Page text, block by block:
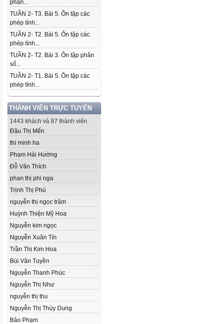
phân...
TUẦN 2- T3. Bài 5. Ôn tập các
phép tính...
TUẦN 2- T2. Bài 5. Ôn tập các
phép tính...
TUẦN 2- T2. Bài 3. Ôn tập phân
số...
TUẦN 2- T1. Bài 5. Ôn tập các
phép tính...
THÀNH VIÊN TRỰC TUYẾN
1443 khách và 87 thành viên
Đậu Thị Mến
thi minh ha
Phạm Hải Hường
Đỗ Văn Thích
phan thị phi nga
Trịnh Thị Phú
nguyễn thị ngọc trâm
Huỳnh Thiện Mỹ Hoa
Nguyễn kim ngọc
Nguyễn Xuân Tín
Trần Thị Kim Hoa
Bùi Văn Tuyền
Nguyễn Thanh Phúc
Nguyễn Thị Như
nguyễn thị thu
Nguyễn Thị Thùy Dung
Bảo Phạm